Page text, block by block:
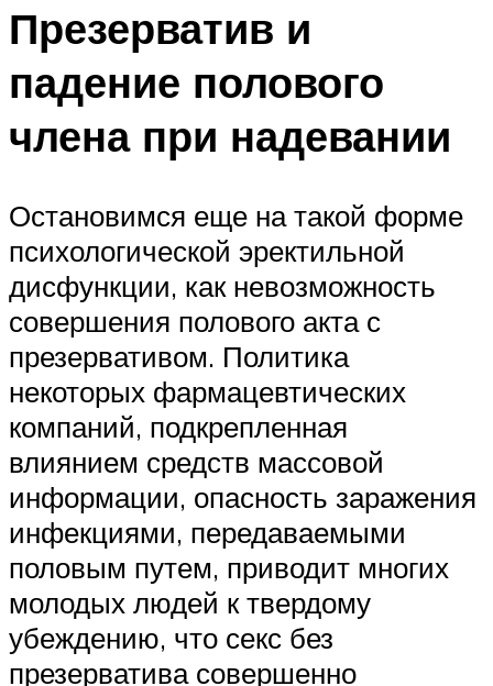
Презерватив и
падение полового
члена при надевании
Остановимся еще на такой форме
психологической эректильной
дисфункции, как невозможность
совершения полового акта с
презервативом. Политика
некоторых фармацевтических
компаний, подкрепленная
влиянием средств массовой
информации, опасность заражения
инфекциями, передаваемыми
половым путем, приводит многих
молодых людей к твердому
убеждению, что секс без
презерватива совершенно